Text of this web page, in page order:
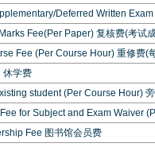
Deferred Written
Fee(Per Paper) 复核费(考试
Fee (Per Course Hour) 重修费(
休学费
student (Per Course Hour)
for Subject and Exam Waiver
Fee 图书馆会员费